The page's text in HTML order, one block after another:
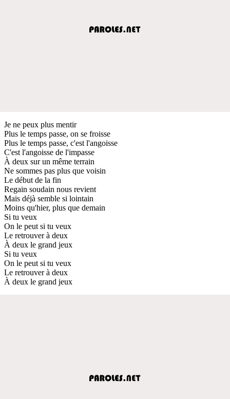
Je ne peux plus mentir
Plus le temps passe, on se froisse
Plus le temps passe, c'est l'angoisse
C'est l'angoisse de l'impasse
À deux sur un même terrain
Ne sommes pas plus que voisin
Le début de la fin
Regain soudain nous revient
Mais déjà semble si lointain
Moins qu'hier, plus que demain
Si tu veux
On le peut si tu veux
Le retrouver à deux
À deux le grand jeux
Si tu veux
On le peut si tu veux
Le retrouver à deux
À deux le grand jeux